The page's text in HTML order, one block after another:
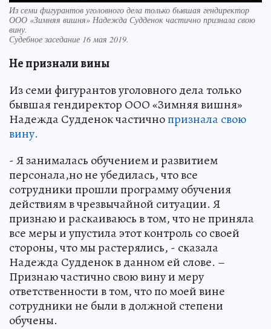
Из семи фигурантов уголовного дела только бывшая гендиректор
ООО «Зимняя вишня» Надежда Судденок частично признала свою
вину.
Судебное заседание 16 мая 2019.
Не признали вины
Из семи фигурантов уголовного дела только
бывшая гендиректор ООО «Зимняя вишня»
Надежда Судденок частичнопризнала свою
вину.
- Я занималась обучением и развитием
персонала,но не убедилась, что все
сотрудники прошли программу обучения
действиям в чрезвычайной ситуации. Я
признаю и раскаиваюсь в том, что не приняла
все меры и упустила этот контроль со своей
стороны, что мы растерялись, - сказала
Надежда Судденок в данном ей слове. –
Признаю частично свою вину и меру
ответственности в том, что по моей вине
сотрудники не были в должной степени
обучены.